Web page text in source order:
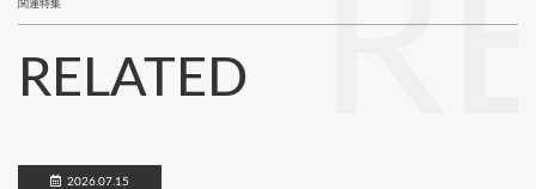
関連特集
RELATED
2026.07.15